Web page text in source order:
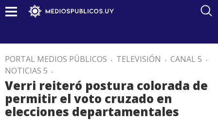
PORTAL MEDIOS PÚBLICOS . TELEVISIÓN . CANAL 5 .
NOTICIAS 5 .
Verri reiteró postura colorada de
permitir el voto cruzado en
elecciones departamentales